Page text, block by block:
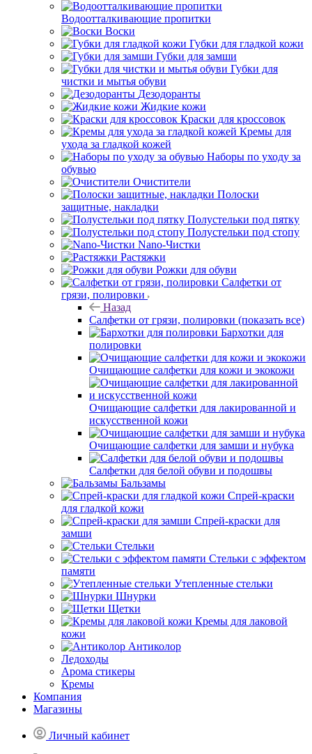
Водоотталкивающие пропитки
Воски
Губки для гладкой кожи
Губки для замши
Губки для
чистки и мытья обуви
Дезодоранты
Жидкие кожи
Краски для кроссовок
Кремы для
ухода за гладкой кожей
Наборы по уходу за
обувью
Очистители
Полоски
защитные, накладки
Полустельки под пятку
Полустельки под стопу
Nano-Чистки
Растяжки
Рожки для обуви
Салфетки от
грязи, полировки
Назад
Салфетки от грязи, полировки (показать все)
Бархотки для
полировки
Очищающие салфетки для кожи и экокожи
Очищающие салфетки для лакированной и
искусственной кожи
Очищающие салфетки для замши и нубука
Салфетки для белой обуви и подошвы
Бальзамы
Спрей-краски
для гладкой кожи
Спрей-краски для
замши
Стельки
Стельки с эффектом
памяти
Утепленные стельки
Шнурки
Щетки
Кремы для лаковой
кожи
Антиколор
Ледоходы
Арома стикеры
Кремы
Компания
Магазины
Личный кабинет